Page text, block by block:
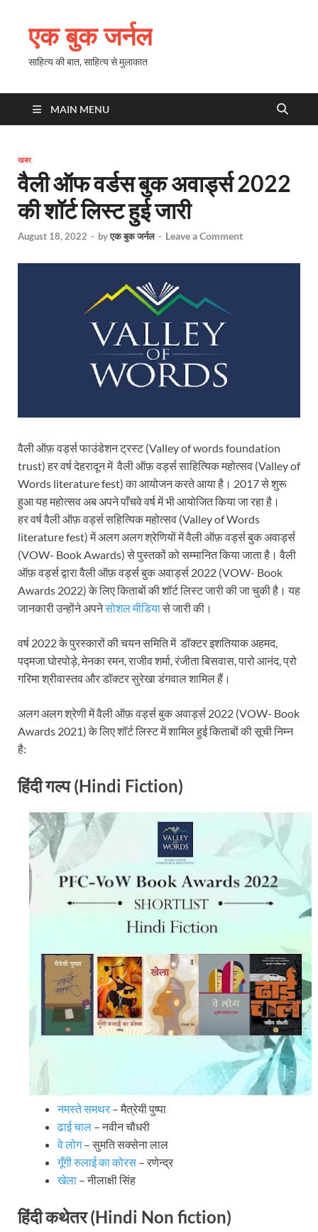
एक बुक जर्नल
साहित्य की बात, साहित्य से मुलाकात
MAIN MENU
खबर
वैली ऑफ वर्डस बुक अवार्ड्स 2022
की शॉर्ट लिस्ट हुई जारी
August 18, 2022 - byएक बुक जर्नल - Leave a Comment
वैली ऑफ़ वर्ड्स फाउंडेशन ट्रस्ट (Valley of words foundation
trust) हर वर्ष देहरादून में वैली ऑफ़ वर्ड्स साहित्यिक महोत्सव (Valley of
Words literature fest) का आयोजन करते आया है। 2017 से शुरू
हुआ यह महोत्सव अब अपने पाँचवे वर्ष में भी आयोजित किया जा रहा है।
हर वर्ष वैली ऑफ़ वर्ड्स सहित्यिक महोत्सव (Valley of Words
literature fest) में अलग अलग श्रेणियों में वैली ऑफ़ वर्ड्स बुक अवार्ड्स
(VOW- Book Awards) से पुस्तकों को सम्मानित किया जाता है। वैली
ऑफ़ वर्ड्स द्वारा वैली ऑफ़ वर्ड्स बुक अवार्ड्स 2022 (VOW- Book
Awards 2022) के लिए किताबों की शॉर्ट लिस्ट जारी की जा चुकी है। यह
जानकारी उन्होंने अपनेसोशल मीडियासे जारी की।
वर्ष 2022 के पुरस्कारों की चयन समिति में डॉक्टर इशतियाक अहमद,
पद्मजा घोरपोड़े, मेनका रमन, राजीव शर्मा, रंजीता बिसवास, पारो आनंद, प्रो
गरिमा श्रीवास्तव और डॉक्टर सुरेखा डंगवाल शामिल हैं।
अलग अलग श्रेणी में वैली ऑफ़ वर्ड्स बुक अवार्ड्स 2022 (VOW- Book
Awards 2021) के लिए शॉर्ट लिस्ट में शामिल हुई किताबों की सूची निम्न
है:
हिंदी गल्प (Hindi Fiction)
नमस्ते समथर – मैत्रेयी पुष्पा
ढाई चाल – नवीन चौधरी
वे लोग– सुमति सक्सेना लाल
गूँगी रुलाई का कोरस – रणेन्द्र
खेला – नीलाक्षी सिंह
हिंदी कथेतर (Hindi Non fiction)